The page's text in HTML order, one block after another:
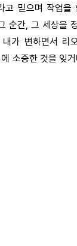
고 믿으며 작업을
순간, 그 세상을
가 변하면서 리
소중한 것을 잊거